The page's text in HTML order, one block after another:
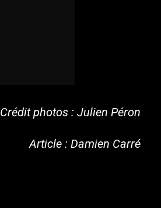
Crédit photos : Julien Péron
Article : Damien Carré